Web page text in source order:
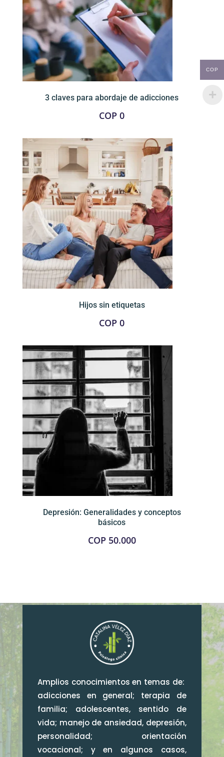
3 claves para abordaje de adicciones
COP 0
Hijos sin etiquetas
COP 0
Depresión: Generalidades y conceptos
básicos
COP50.000
Amplios conocimientos en temas de:
adicciones en general; terapia de
familia; adolescentes, sentido de
vida; manejo de ansiedad, depresión,
personalidad; orientación
vocacional; y en algunos casos,
COP